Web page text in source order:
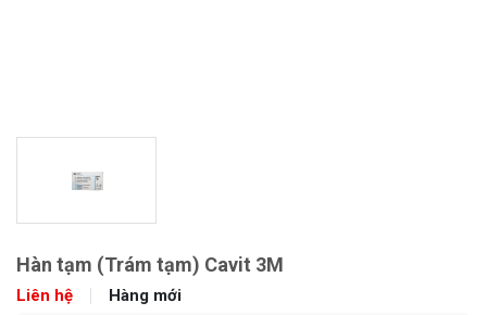
Hàn tạm (Trám tạm) Cavit 3M
Liên hệ Hàng mới